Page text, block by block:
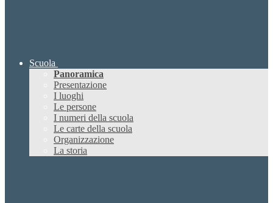
Scuola
Panoramica
Presentazione
I luoghi
Le persone
I numeri della scuola
Le carte della scuola
Organizzazione
La storia